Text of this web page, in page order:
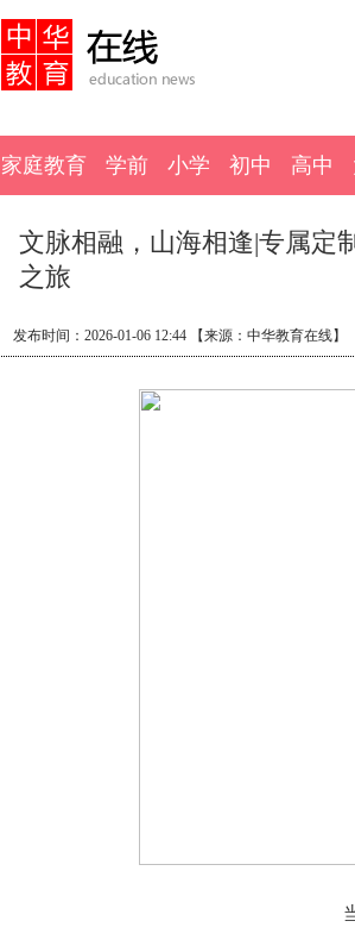
家庭教育 学前 小学 初中 高中
文脉相融，山海相逢|专属定
之旅
发布时间：2026-01-06 12:44 【来源：中华教育在线】